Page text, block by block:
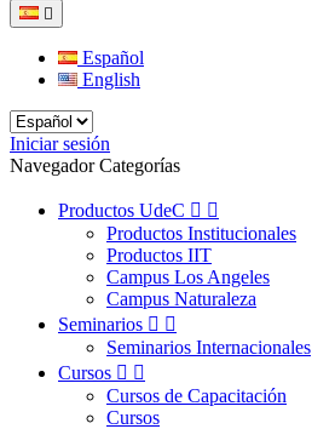

Español
English
Iniciar sesión
Navegador Categorías
Productos UdeC  
Productos Institucionales
Productos IIT
Campus Los Angeles
Campus Naturaleza
Seminarios  
Seminarios Internacionales
Cursos  
Cursos de Capacitación
Cursos